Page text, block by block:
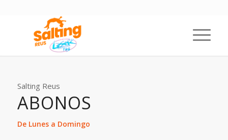
Salting Reus
ABONOS
De Lunes a Domingo